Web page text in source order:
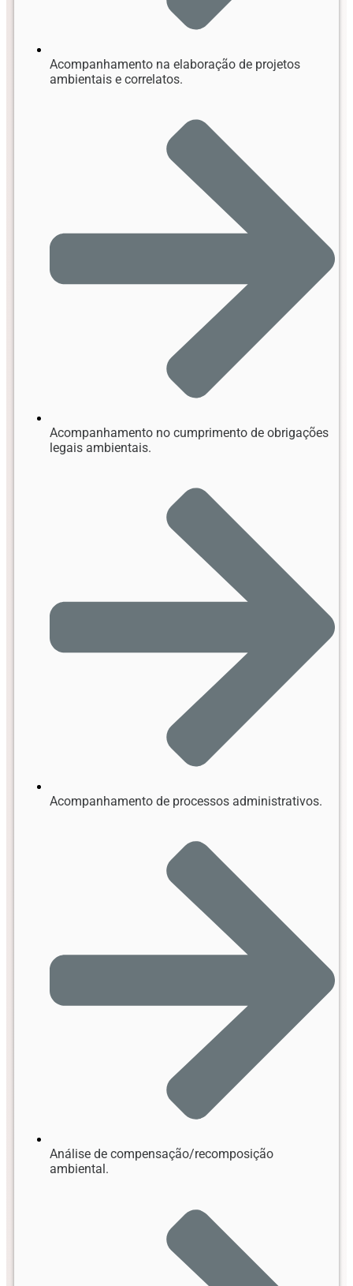
Acompanhamento na elaboração de projetos
ambientais e correlatos.
Acompanhamento no cumprimento de obrigações
legais ambientais.
Acompanhamento de processos administrativos.
Análise de compensação/recomposição
ambiental.